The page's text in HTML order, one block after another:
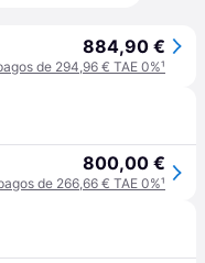
884,90 €
de 294,96 € TAE 0%¹
800,00 €
de 266,66 € TAE 0%¹